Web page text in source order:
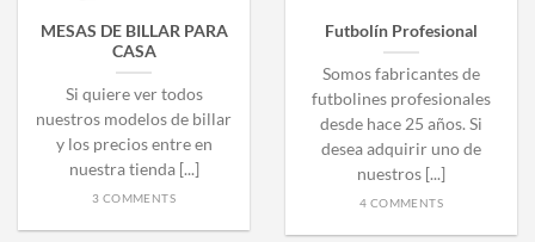
MESAS DE BILLAR PARA
CASA
Si quiere ver todos
nuestros modelos de billar
y los precios entre en
nuestra tienda [...]
3 COMMENTS
Futbolín Profesional
Somos fabricantes de
futbolines profesionales
desde hace 25 años. Si
desea adquirir uno de
nuestros [...]
4 COMMENTS